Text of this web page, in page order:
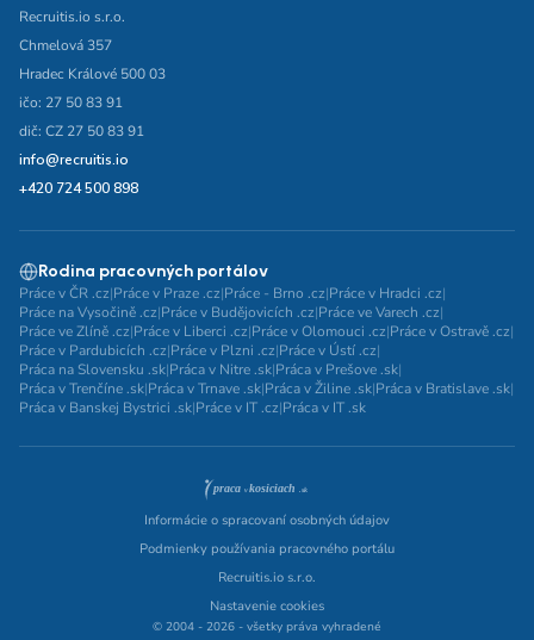
Recruitis.io s.r.o.
Chmelová 357
Hradec Králové 500 03
ičo: 27 50 83 91
dič: CZ 27 50 83 91
info@recruitis.io
+420 724 500 898
Rodina pracovných portálov
Práce v ČR .cz|Práce v Praze .cz|Práce - Brno .cz|Práce v Hradci .cz|
Práce na Vysočině .cz|Práce v Budějovicích .cz|Práce ve Varech .cz|
Práce ve Zlíně .cz|Práce v Liberci .cz|Práce v Olomouci .cz|Práce v Ostravě .cz|
Práce v Pardubicích .cz|Práce v Plzni .cz|Práce v Ústí .cz|
Práca na Slovensku .sk|Práca v Nitre .sk|Práca v Prešove .sk|
Práca v Trenčíne .sk|Práca v Trnave .sk|Práca v Žiline .sk|Práca v Bratislave .sk|
Práca v Banskej Bystrici .sk|Práce v IT .cz|Práca v IT .sk
Informácie o spracovaní osobných údajov
Podmienky používania pracovného portálu
Recruitis.io s.r.o.
Nastavenie cookies
© 2004 - 2026 - všetky práva vyhradené